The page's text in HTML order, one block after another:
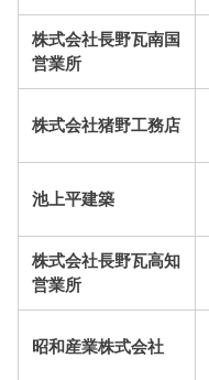
株式会社長野瓦南国
営業所
株式会社猪野工務店
池上平建築
株式会社長野瓦高知
営業所
昭和産業株式会社